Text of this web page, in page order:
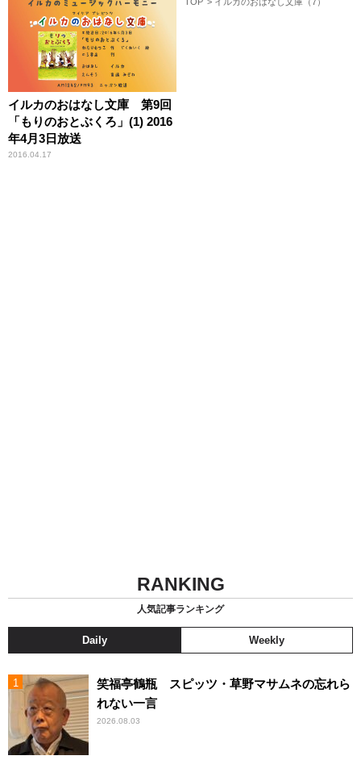
イルカのおはなし文庫 第9回
「もりのおとぶくろ」(1) 2016
年4月3日放送
2016.04.17
RANKING
人気記事ランキング
Daily Weekly
笑福亭鶴瓶 スピッツ・草野マサムネの忘れら
れない一言
2026.08.03